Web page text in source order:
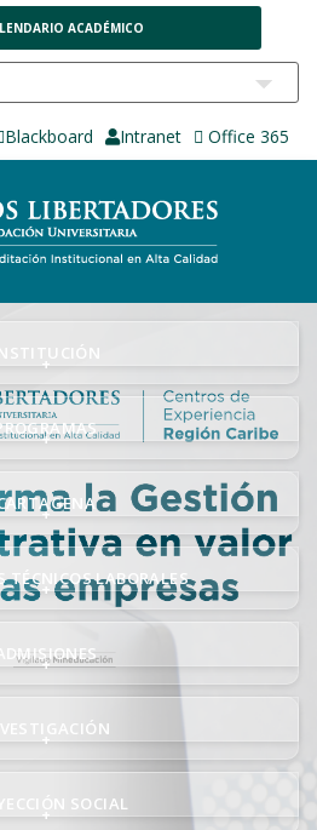
ACADÉMICO
Blackboard Intranet Office 365
INSTITUCIÓN
+
+
CARTAGENA
+
TÉCNICOS LABORALES
+
ADMISIONES
+
+
SOCIAL
+